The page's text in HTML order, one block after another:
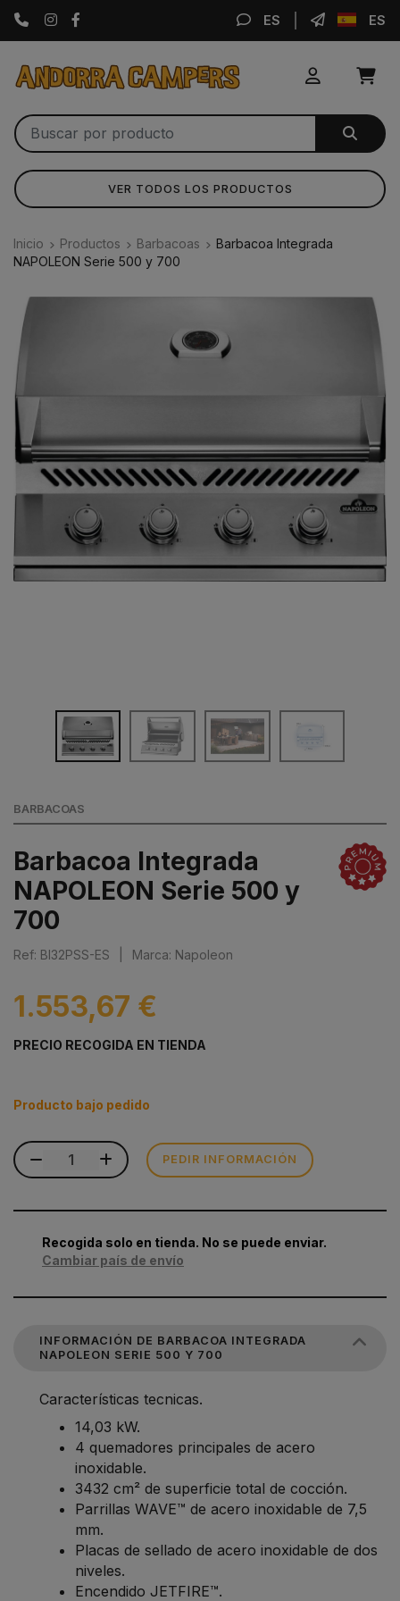
Instagram ES ES
VER TODOS LOS PRODUCTOS
Inicio Productos Barbacoas
Barbacoa Integrada
NAPOLEON Serie 500 y 700
BARBACOAS
Barbacoa Integrada
NAPOLEON Serie 500 y
700
Ref: BI32PSS-ES Marca: Napoleon
1.553,67 €
PRECIO RECOGIDA EN TIENDA
Producto bajo pedido
PEDIR INFORMACIÓN
Recogida solo en tienda. No se puede enviar.
Cambiar país de envío
INFORMACIÓN DE BARBACOA INTEGRADA
NAPOLEON SERIE 500 Y 700
Características tecnicas.
14,03 kW.
4 quemadores principales de acero
inoxidable.
3432 cm² de superficie total de cocción.
Parrillas WAVE™ de acero inoxidable de 7,5
mm.
Placas de sellado de acero inoxidable de dos
niveles.
Encendido JETFIRE™.